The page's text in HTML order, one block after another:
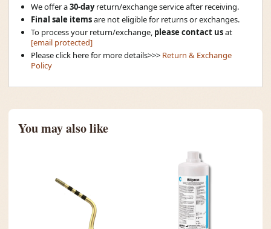
We offer a30-dayreturn/exchange service after receiving.
Final sale itemsare not eligible for returns or exchanges.
To process your return/exchange, please contact usat
[email protected]
Please click here for more details>>> Return & Exchange
Policy
You may also like